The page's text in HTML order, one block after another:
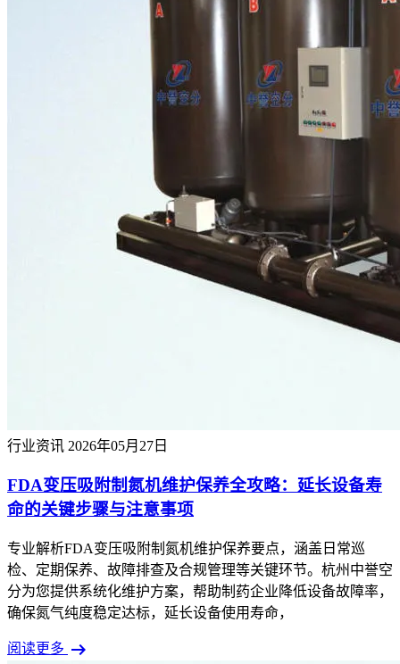
行业资讯 2026年05月27日
FDA变压吸附制氮机维护保养全攻略：延长设备寿
命的关键步骤与注意事项
专业解析FDA变压吸附制氮机维护保养要点，涵盖日常巡
检、定期保养、故障排查及合规管理等关键环节。杭州中誉空
分为您提供系统化维护方案，帮助制药企业降低设备故障率，
确保氮气纯度稳定达标，延长设备使用寿命，
阅读更多 arrow_right_alt